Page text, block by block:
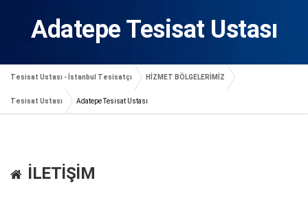
Adatepe Tesisat Ustası
Tesisat Ustası - İstanbul Tesisatçı HİZMET BÖLGELERİMİZ
Tesisat Ustası Adatepe Tesisat Ustası
İLETİŞİM